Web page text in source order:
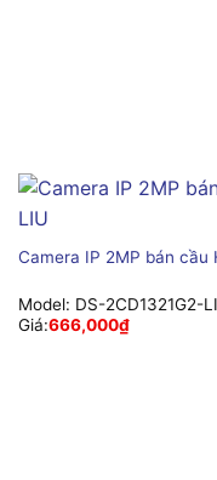
Camera IP 2MP bán cầu
Model: DS-2CD1321G2-
Giá:666,000₫